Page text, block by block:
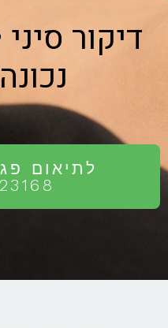
דיקור
3923168 או למלא את טופס